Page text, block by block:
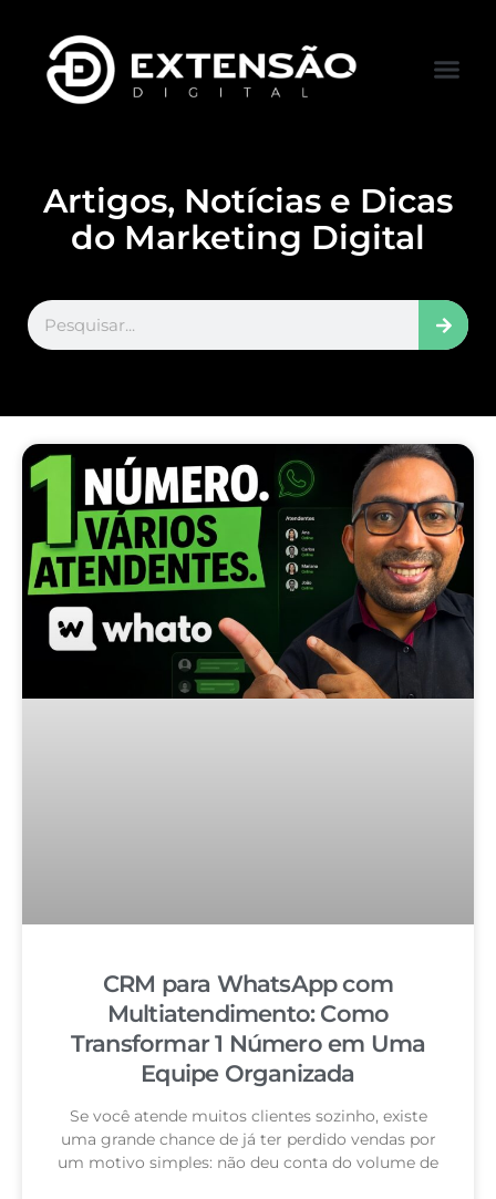
Artigos, Notícias e Dicas
do Marketing Digital
CRM para WhatsApp com
Multiatendimento: Como
Transformar 1 Número em Uma
Equipe Organizada
Se você atende muitos clientes sozinho, existe
uma grande chance de já ter perdido vendas por
um motivo simples: não deu conta do volume de